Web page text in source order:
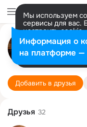
Мы используем
сервисы для вас.
настроить
представитель.
Разрешить все
Уфа
Добавить в друзья
Друзья 32
Информация о
на платформе —